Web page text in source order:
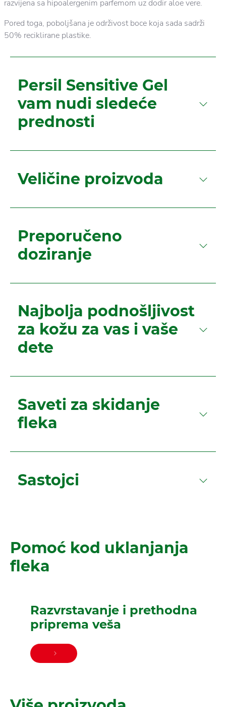
razvijena sa hipoalergenim parfemom uz dodir aloe vere.
Pored toga, poboljšana je održivost boce koja sada sadrži
50% reciklirane plastike.
Persil Sensitive Gel
vam nudi sledeće
prednosti
Veličine proizvoda
Preporučeno
doziranje
Najbolja podnošljivost
za kožu za vas i vaše
dete
Saveti za skidanje
fleka
Sastojci
Pomoć kod uklanjanja
fleka
Razvrstavanje i prethodna
priprema veša